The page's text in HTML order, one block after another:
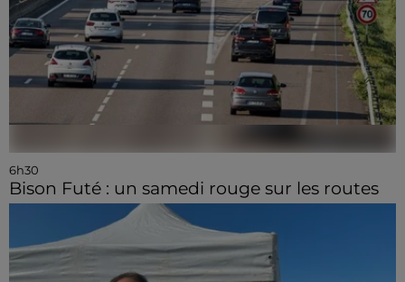
6h30
Bison Futé : un samedi rouge sur les routes